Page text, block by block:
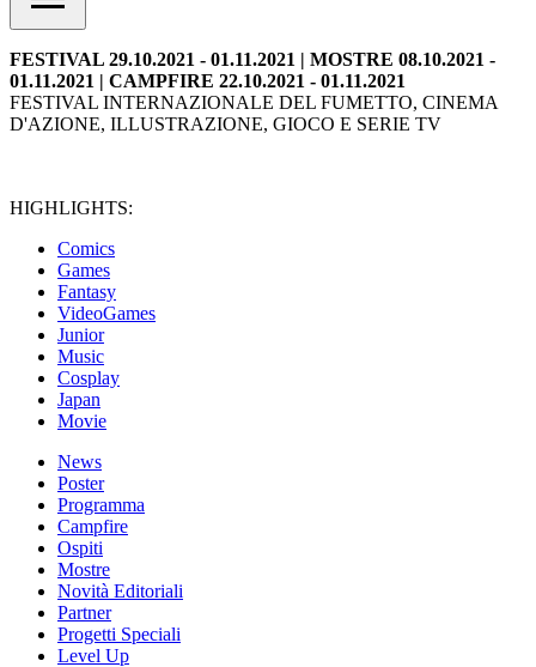
FESTIVAL 29.10.2021 - 01.11.2021 | MOSTRE 08.10.2021 -
01.11.2021 | CAMPFIRE 22.10.2021 - 01.11.2021
FESTIVAL INTERNAZIONALE DEL FUMETTO, CINEMA
D'AZIONE, ILLUSTRAZIONE, GIOCO E SERIE TV
HIGHLIGHTS:
Comics
Games
Fantasy
VideoGames
Junior
Music
Cosplay
Japan
Movie
News
Poster
Programma
Campfire
Ospiti
Mostre
Novità Editoriali
Partner
Progetti Speciali
Level Up